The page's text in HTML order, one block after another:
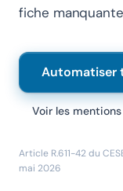
fiche
Automatiser
Voir les
Article R.611-42 du
mai 2026
Chanlify
Bonjour 👋 Je suis
je vous aider ?
Hello! I'm the